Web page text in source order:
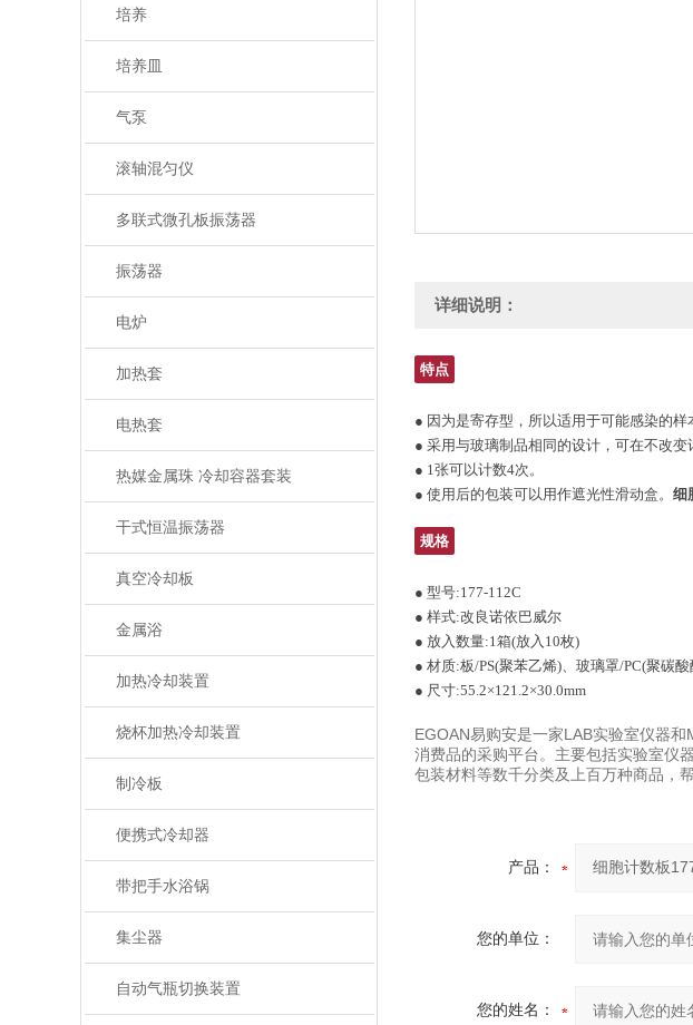
培养
培养皿
气泵
滚轴混匀仪
多联式微孔板振荡器
振荡器
电炉
加热套
电热套
热媒金属珠 冷却容器套装
干式恒温振荡器
真空冷却板
金属浴
加热冷却装置
烧杯加热冷却装置
制冷板
便携式冷却器
带把手水浴锅
集尘器
自动气瓶切换装置
详细说明：
特点
● 因为是寄存型，所以适用于可能感染的样
● 采用与玻璃制品相同的设计，可在不改变
● 1张可以计数4次。
● 使用后的包装可以用作遮光性滑动盒。 细
规格
● 型号:177-112C
● 样式:改良诺依巴威尔
● 放入数量:1箱(放入10枚)
● 材质:板/PS(聚苯乙烯)、玻璃罩/PC(聚碳酸
● 尺寸:55.2×121.2×30.0mm
EGOAN易购安是一家LAB实验室仪器
消费品的采购平台。主要包括实验室仪
包装材料等数千分类及上百万种商品，
产品：
您的单位：
您的姓名：